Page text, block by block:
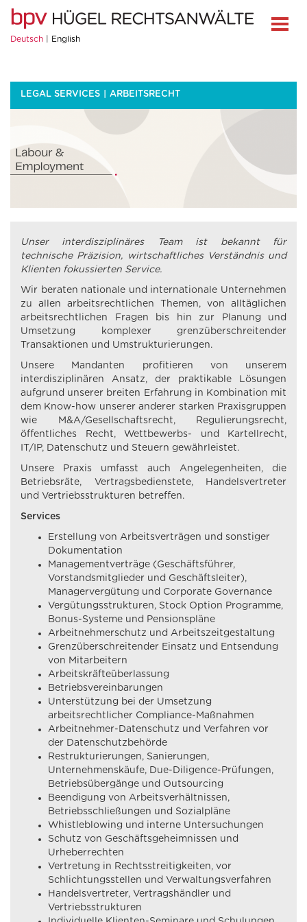
Deutsch English
LEGAL SERVICES ARBEITSRECHT
Unser interdisziplinäres Team ist bekannt für
technische Präzision, wirtschaftliches Verständnis und
Klienten fokussierten Service.
Wir beraten nationale und internationale Unternehmen
zu allen arbeitsrechtlichen Themen, von alltäglichen
arbeitsrechtlichen Fragen bis hin zur Planung und
Umsetzung komplexer grenzüberschreitender
Transaktionen und Umstrukturierungen.
Unsere Mandanten profitieren von unserem
interdisziplinären Ansatz, der praktikable Lösungen
aufgrund unserer breiten Erfahrung in Kombination mit
dem Know-how unserer anderer starken Praxisgruppen
wie M&A/Gesellschaftsrecht, Regulierungsrecht,
öffentliches Recht, Wettbewerbs- und Kartellrecht,
IT/IP, Datenschutz und Steuern gewährleistet.
Unsere Praxis umfasst auch Angelegenheiten, die
Betriebsräte, Vertragsbedienstete, Handelsvertreter
und Vertriebsstrukturen betreffen.
Services
Erstellung von Arbeitsverträgen und sonstiger
Dokumentation
Managementverträge (Geschäftsführer,
Vorstandsmitglieder und Geschäftsleiter),
Managervergütung und Corporate Governance
Vergütungsstrukturen, Stock Option Programme,
Bonus-Systeme und Pensionspläne
Arbeitnehmerschutz und Arbeitszeitgestaltung
Grenzüberschreitender Einsatz und Entsendung
von Mitarbeitern
Arbeitskräfteüberlassung
Betriebsvereinbarungen
Unterstützung bei der Umsetzung
arbeitsrechtlicher Compliance-Maßnahmen
Arbeitnehmer-Datenschutz und Verfahren vor
der Datenschutzbehörde
Restrukturierungen, Sanierungen,
Unternehmenskäufe, Due-Diligence-Prüfungen,
Betriebsübergänge und Outsourcing
Beendigung von Arbeitsverhältnissen,
Betriebsschließungen und Sozialpläne
Whistleblowing und interne Untersuchungen
Schutz von Geschäftsgeheimnissen und
Urheberrechten
Vertretung in Rechtsstreitigkeiten, vor
Schlichtungsstellen und Verwaltungsverfahren
Handelsvertreter, Vertragshändler und
Vertriebsstrukturen